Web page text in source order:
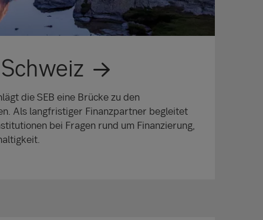
die SEB eine Brücke zu den
Als langfristiger Finanzpartner begleitet
bei Fragen rund um Finanzierung,